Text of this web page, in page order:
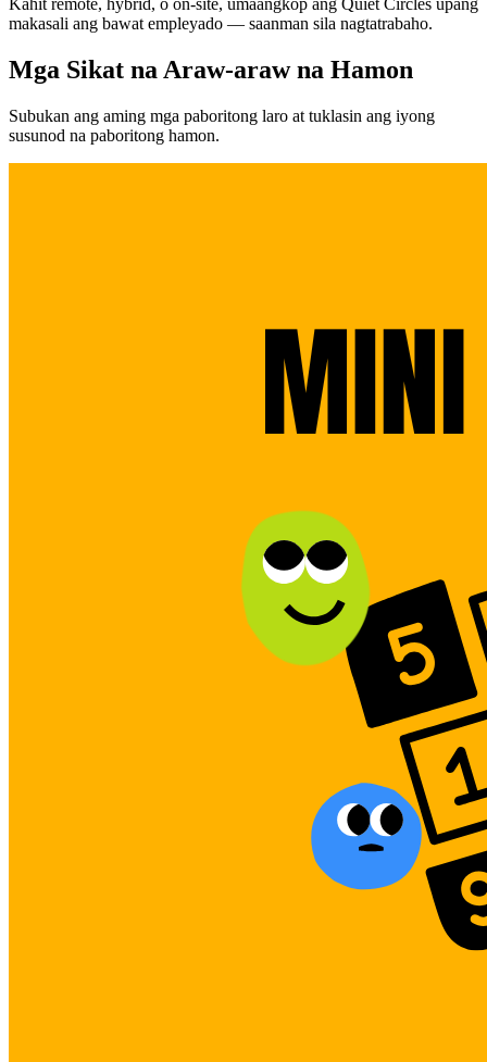
makasali ang bawat empleyado — saanman sila nagtatrabaho.
Mga Sikat na Araw-araw na Hamon
Subukan ang aming mga paboritong laro at tuklasin ang iyong
susunod na paboritong hamon.